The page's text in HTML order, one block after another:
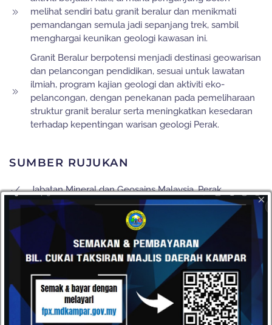
melihat sendiri batu granit beralur dan menikmati
pemandangan semula jadi sepanjang trek, sambil
menghargai keunikan geologi kawasan ini.
Granit Beralur berpotensi menjadi destinasi geowarisan
dan pelancongan pendidikan, sesuai untuk lawatan
ilmiah, program kajian geologi dan aktiviti eko-
pelancongan, dengan penekanan pada pemeliharaan
struktur granit beralur serta meningkatkan kesedaran
terhadap kepentingan warisan geologi Perak.
SUMBER RUJUKAN
Jabatan Mineral dan Geosains Malaysia, Perak
Jabatan Perancangan dan Pembangunan, Majlis
Daerah Kampar
Unit Perhubungan Korporat dan Pelancongan, Majlis
Daerah Kampar
Encik Ian, Pengurus
×